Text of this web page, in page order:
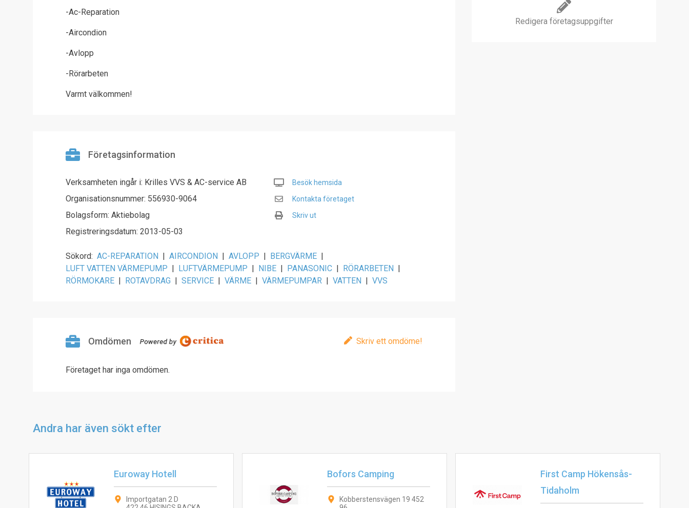
-Ac-Reparation
-Aircondion
-Avlopp
-Rörarbeten
Varmt välkommen!
Företagsinformation
Verksamheten ingår i: Krilles VVS & AC-service AB
Organisationsnummer: 556930-9064
Bolagsform: Aktiebolag
Registreringsdatum: 2013-05-03
Besök hemsida
Kontakta företaget
Skriv ut
Sökord: AC-REPARATION | AIRCONDION | AVLOPP | BERGVÄRME |
LUFT VATTEN VÄRMEPUMP | LUFTVÄRMEPUMP | NIBE | PANASONIC | RÖRARBETEN |
RÖRMOKARE | ROTAVDRAG | SERVICE | VÄRME | VÄRMEPUMPAR | VATTEN | VVS
Omdömen Skriv ett omdöme!
Företaget har inga omdömen.
Redigera företagsuppgifter
Andra har även sökt efter
Euroway Hotell
Importgatan 2 D
Bofors Camping
Kobberstensvägen 19 452
First Camp Hökensås-
Tidaholm